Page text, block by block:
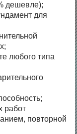
дешевле);
для
любого типа
работ
повторной